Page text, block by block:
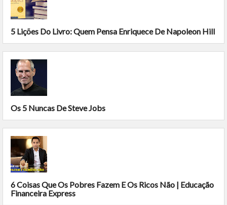
5 Lições Do Livro: Quem Pensa Enriquece De Napoleon Hill
Os 5 Nuncas De Steve Jobs
6 Coisas Que Os Pobres Fazem E Os Ricos Não | Educação
Financeira Express